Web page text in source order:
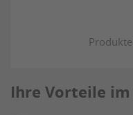
Ihre Vorteile